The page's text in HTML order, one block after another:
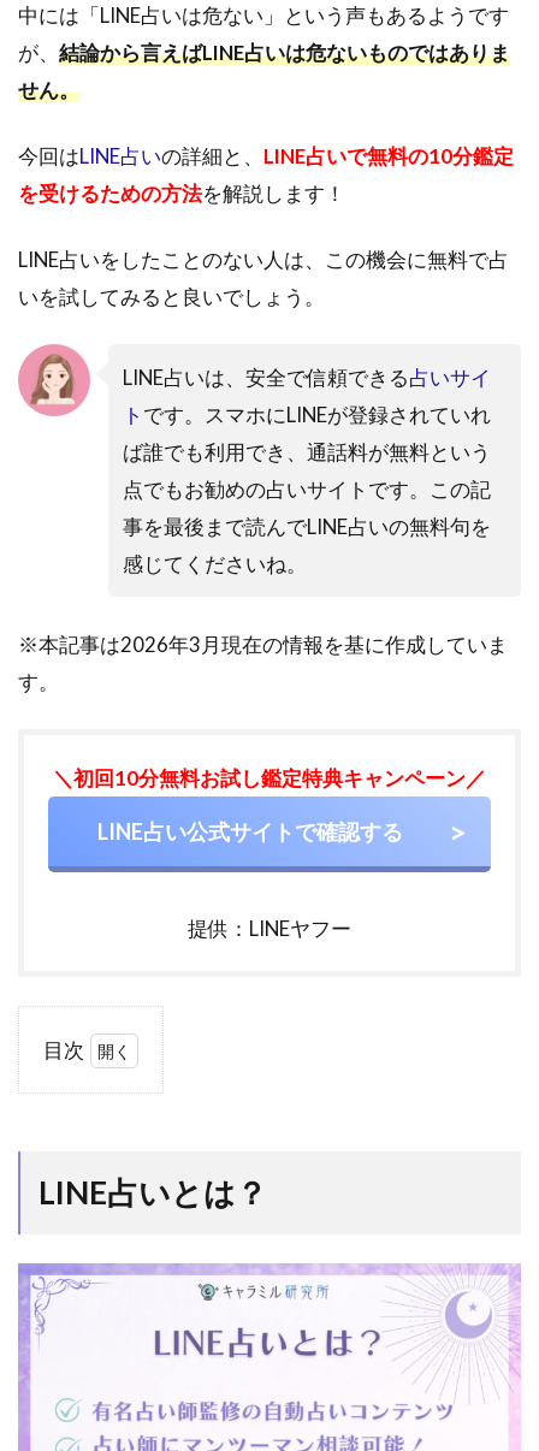
中には「LINE占いは危ない」という声もあるようです
が、 結論から言えばLINE占いは危ないものではありま
せん。
今回はLINE占いの詳細と、 LINE占いで無料の10分鑑定
を受けるための方法を解説します！
LINE占いをしたことのない人は、この機会に無料で占
いを試してみると良いでしょう。
LINE占いは、安全で信頼できる占いサイ
ト です。スマホにLINEが登録されていれ
ば誰でも利用でき、通話料が無料という
点でもお勧めの占いサイトです。この記
事を最後まで読んでLINE占いの無料句を
感じてくださいね。
※本記事は2026年3月現在の情報を基に作成していま
す。
＼初回10分無料お試し鑑定特典キャンペーン／
LINE占い公式サイトで確認する
提供：LINEヤフー
目次
は？
「LINE
占い」
いコン
テンツ
LINE占いとは？